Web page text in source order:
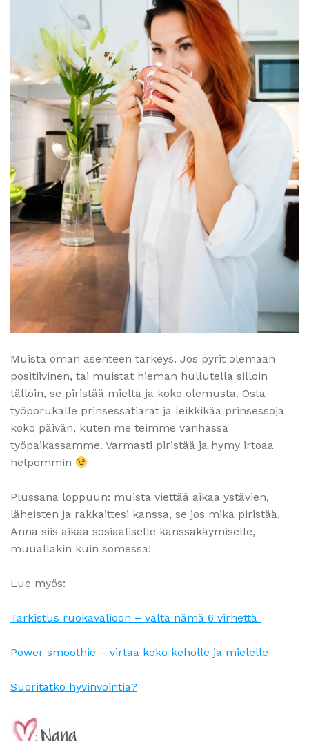
Muista oman asenteen tärkeys. Jos pyrit olemaan
positiivinen, tai muistat hieman hullutella silloin
tällöin, se piristää mieltä ja koko olemusta. Osta
työporukalle prinsessatiarat ja leikkikää prinsessoja
koko päivän, kuten me teimme vanhassa
työpaikassamme. Varmasti piristää ja hymy irtoaa
helpommin
Plussana loppuun: muista viettää aikaa ystävien,
läheisten ja rakkaittesi kanssa, se jos mikä piristää.
Anna siis aikaa sosiaaliselle kanssakäymiselle,
muuallakin kuin somessa!
Lue myös:
Tarkistus ruokavalioon – vältä nämä 6 virhettä
Power smoothie – virtaa koko keholle ja mielelle
Suoritatko hyvinvointia?